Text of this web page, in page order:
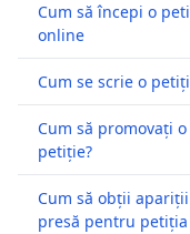
Cum să începi o
online
Cum se scrie o
Cum să promovați o
petiție?
Cum să obții
presă pentru petiția